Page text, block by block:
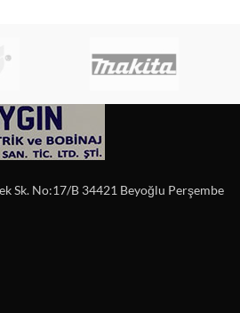
Sk. No:17/B 34421 Beyoğlu Perşembe